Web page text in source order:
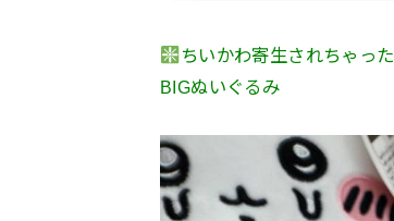
ちいかわ寄生されちゃった
BIGぬいぐるみ